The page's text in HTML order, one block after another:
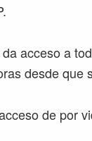
acceso a
desde que
de por